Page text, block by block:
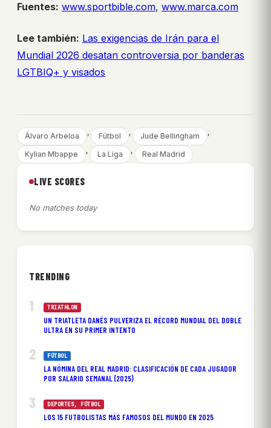
Fuentes: www.sportbible.com, www.marca.com
Lee también: Las exigencias de Irán para el
Mundial 2026 desatan controversia por banderas
LGTBIQ+ y visados
Álvaro Arbeloa , Fútbol , Jude Bellingham ,
Kylian Mbappe , La Liga , Real Madrid
LIVE SCORES
No matches today
TRENDING
TRIATHLON
UN TRIATLETA DANÉS PULVERIZA EL RÉCORD MUNDIAL DEL DOBLE
ULTRA EN SU PRIMER INTENTO
FÚTBOL
LA NÓMINA DEL REAL MADRID: CLASIFICACIÓN DE CADA JUGADOR
POR SALARIO SEMANAL (2025)
DEPORTES, FÚTBOL
LOS 15 FUTBOLISTAS MÁS FAMOSOS DEL MUNDO EN 2025